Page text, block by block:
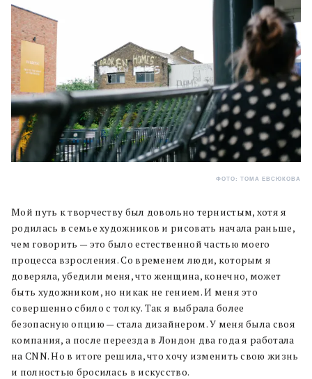
ФОТО: ТОМА ЕВСЮКОВА
Мой путь к творчеству был довольно тернистым, хотя я
родилась в семье художников и рисовать начала раньше,
чем говорить — это было естественной частью моего
процесса взросления. Со временем люди, которым я
доверяла, убедили меня, что женщина, конечно, может
быть художником, но никак не гением. И меня это
совершенно сбило с толку. Так я выбрала более
безопасную опцию — стала дизайнером. У меня была своя
компания, а после переезда в Лондон два года я работала
на CNN. Но в итоге решила, что хочу изменить свою жизнь
и полностью бросилась в искусство.